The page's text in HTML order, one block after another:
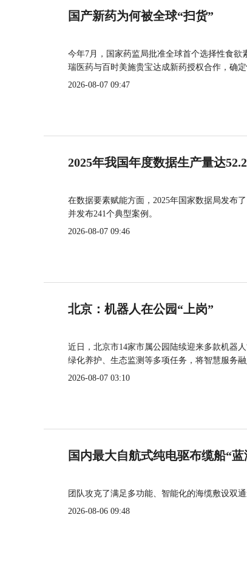
国产新药为何被全球“扫货”
今年7月，国家药监局批准全球首个选择性食
瑞医药与百时美施贵宝达成新药授权合作，确
2026-08-07 09:47
2025年我国年度数据生产量达
在数据要素赋能方面，2025年国家数据局发布
并发布241个典型案例。
2026-08-07 09:46
北京：机器人在公园“上岗”
近日，北京市14家市属公园陆续迎来多款机器
绿化养护、生态监测等多项任务，将智慧服务融
2026-08-07 03:10
国内最大自航式纯电驱布缆船“
团队攻克了满足多功能、智能化的海缆敷设双
2026-08-06 09:48